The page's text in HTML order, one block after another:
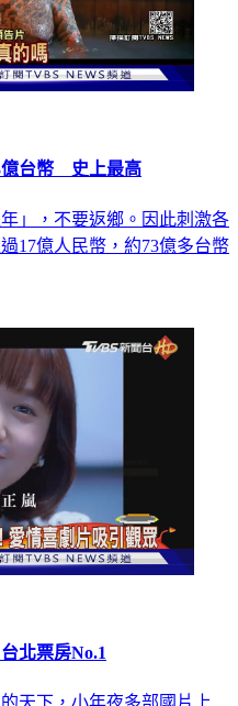
億台幣 史上最高
」，不要返鄉。因此刺激各
17億人民幣，約73億多台幣
北票房No.1